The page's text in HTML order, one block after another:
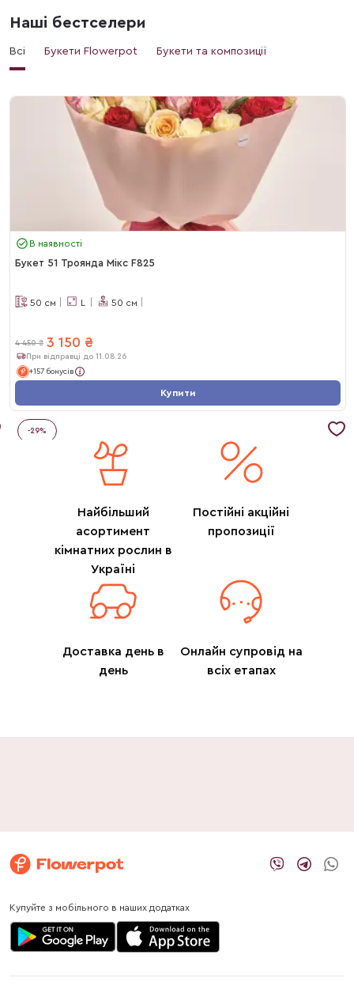
Наші бестселери
Всі Букети Flowerpot Букети та композиції
В наявності
Букет 51 Троянда Мікс F825
50 см L 50 см
4 450 ₴ 3 150 ₴
При відправці до 11.08.26
+157 бонусів
Купити
-29%
Найбільший
асортимент
кімнатних рослин в
Україні
Постійні акційні
пропозиції
Доставка день в
день
Онлайн супровід на
всіх етапах
Купуйте з мобільного в наших додатках